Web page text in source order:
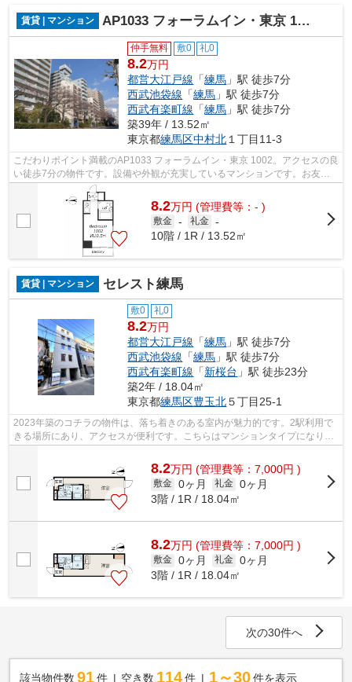
賃貸 | マンション AP1033 フォーラムイン・東京 1002
仲手無料 敷0 礼0
8.2万円
都営大江戸線 「練馬 」駅 徒歩7分
西武池袋線 「練馬 」駅 徒歩7分
西武有楽町線 「練馬 」駅 徒歩7分
築39年 / 13.52㎡
東京都練馬区中村北 １丁目11-3
こだわりポイント満載のAP1033 フォーラムイン・東京 1002。アクセスの良
い徒歩7分の物件です。設備や外観が充実しているマンションです。お友達
を招待するのも恥ずかしくない物件。地...
8.2万円 (管理費等：- )
敷金 - 礼金 -
10階 / 1R / 13.52㎡
賃貸 | マンション セレスト練馬
敷0 礼0
8.2万円
都営大江戸線 「練馬 」駅 徒歩7分
西武池袋線 「練馬 」駅 徒歩7分
西武有楽町線 「新桜台 」駅 徒歩23分
築2年 / 18.04㎡
東京都練馬区豊玉北５丁目25-1
2023年築のコチラの物件は、落ち着きのある室内が魅力的です。2駅利用で
きる場所にあり、アクセスが便利です。こちらはマンションタイプになりま
8.2万円 (管理費等：7,000円 )
敷金 0ヶ月 礼金 0ヶ月
3階 / 1R / 18.04㎡
8.2万円 (管理費等：7,000円 )
敷金 0ヶ月 礼金 0ヶ月
3階 / 1R / 18.04㎡
次の30件へ
該当物件数 91件 空き数 114 件 1～30 件を表示